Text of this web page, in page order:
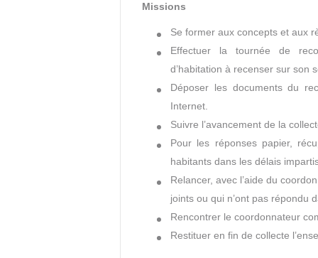
Missions
Se former aux concepts et aux
Effectuer la tournée de
d’habitation à recenser sur son
Déposer les documents du
Internet.
Suivre l’avancement de la
Pour les réponses papier,
habitants dans les délais
Relancer, avec l’aide du
joints ou qui n’ont pas répondu
Rencontrer le coordonnateur
Restituer en fin de collecte